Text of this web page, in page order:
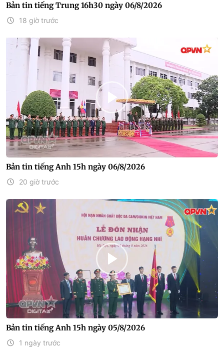
Bản tin tiếng Trung 16h30 ngày 06/8/2026
18 giờ trước
Bản tin tiếng Anh 15h ngày 06/8/2026
20 giờ trước
Bản tin tiếng Anh 15h ngày 05/8/2026
1 ngày trước